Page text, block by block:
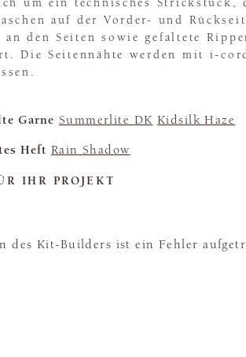
um ein technisches Strickstück,
auf der Vorder- und
an den Seiten sowie gefaltete
Die Seitennähte werden mit i-
Garne Summerlite DK Kidsilk Haze
Heft Rain Shadow
IHR PROJEKT
des Kit-Builders ist ein Fehler